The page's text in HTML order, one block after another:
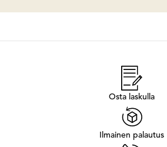
Osta laskulla
Ilmainen palautus